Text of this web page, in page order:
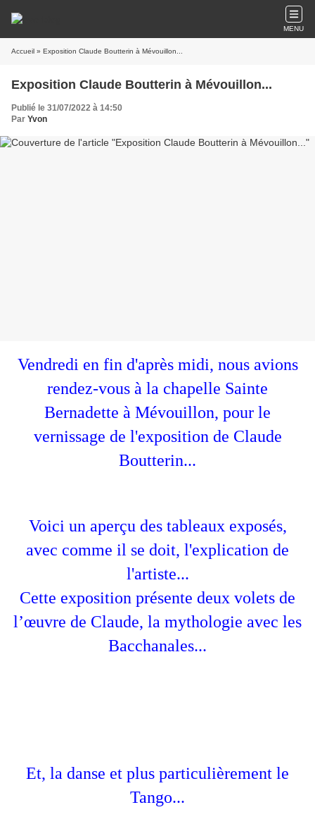
MENU
Accueil » Exposition Claude Boutterin à Mévouillon...
Exposition Claude Boutterin à Mévouillon...
Publié le 31/07/2022 à 14:50
Par Yvon
Vendredi en fin d'après midi, nous avions
rendez-vous à la chapelle Sainte
Bernadette à Mévouillon, pour le
vernissage de l'exposition de Claude
Boutterin...
Voici un aperçu des tableaux exposés,
avec comme il se doit, l'explication de
l'artiste...
Cette exposition présente deux volets de
l’œuvre de Claude, la mythologie avec les
Bacchanales...
Et, la danse et plus particulièrement le
Tango...